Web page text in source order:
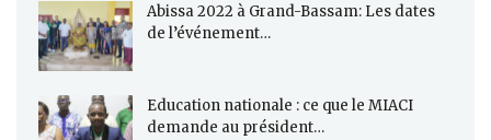
Abissa 2022 à Grand-Bassam: Les dates
de l’événement…
Education nationale : ce que le MIACI
demande au président…